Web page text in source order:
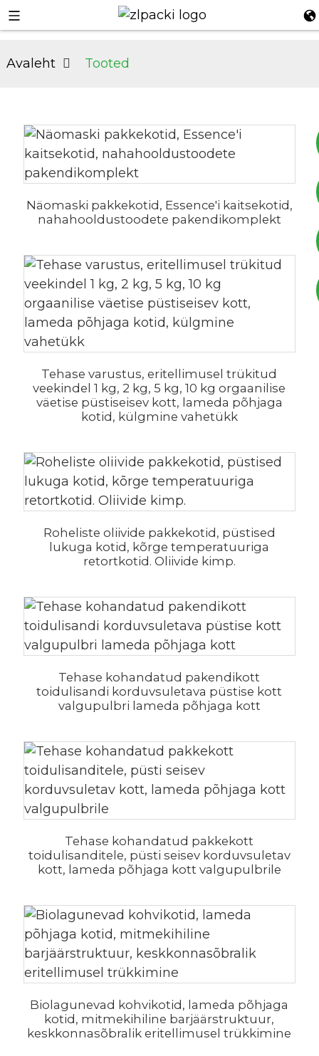
Avaleht Tooted
Näomaski pakkekotid, Essence'i kaitsekotid,
nahahooldustoodete pakendikomplekt
Tehase varustus, eritellimusel trükitud
veekindel 1 kg, 2 kg, 5 kg, 10 kg orgaanilise
väetise püstiseisev kott, lameda põhjaga
kotid, külgmine vahetükk
Roheliste oliivide pakkekotid, püstised
lukuga kotid, kõrge temperatuuriga
retortkotid. Oliivide kimp.
Tehase kohandatud pakendikott
toidulisandi korduvsuletava püstise kott
valgupulbri lameda põhjaga kott
Tehase kohandatud pakkekott
toidulisanditele, püsti seisev korduvsuletav
kott, lameda põhjaga kott valgupulbrile
Biolagunevad kohvikotid, lameda põhjaga
kotid, mitmekihiline barjäärstruktuur,
keskkonnasõbralik eritellimusel trükkimine